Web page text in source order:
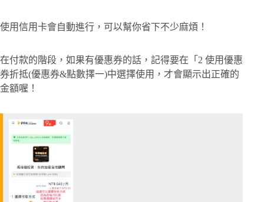
使用信用卡會自動進行，可以幫你省下不少麻煩！
在付款的階段，如果有優惠券的話，記得要在「2 使用優惠
券折抵(優惠券&點數擇一)中選擇使用，才會顯示出正確的
金額喔！